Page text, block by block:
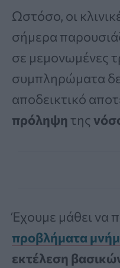
Ωστόσο, οι
σήμερα
σε μεμονωμένες
συμπληρώματα
αποδεικτικό
πρόληψη της
Έχουμε μάθει να
προβλήματα
εκτέλεση